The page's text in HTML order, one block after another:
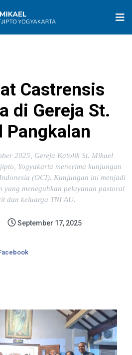
Castrensis
di Gereja St.
Pangkalan
2025, Gereja Katolik St. Mikael
Yogyakarta menerima kunjungan
(OCI). Kunjungan ini menjadi
yang meneguhkan pelayanan pastoral
dan keluarga TNI AU.
September 17, 2025